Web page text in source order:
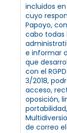
incluidos
cuyo
Papoyo,
cabo todas
e informar
que
con el
3/2018,
acceso,
oposición,
de correo